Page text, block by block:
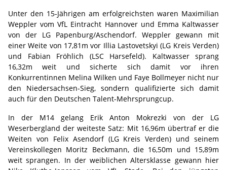
Unter den 15-Jährigen am erfolgreichsten waren Maximilian
Weppler vom VfL Eintracht Hannover und Emma Kaltwasser
von der LG Papenburg/Aschendorf. Weppler gewann mit
einer Weite von 17,81m vor Illia Lastovetskyi (LG Kreis Verden)
und Fabian Fröhlich (LSC Harsefeld). Kaltwasser sprang
16,32m weit und sicherte sich damit vor ihren
Konkurrentinnen Melina Wilken und Faye Bollmeyer nicht nur
den Niedersachsen-Sieg, sondern qualifizierte sich damit
auch für den Deutschen Talent-Mehrsprungcup.
In der M14 gelang Erik Anton Mokrezki von der LG
Weserbergland der weiteste Satz: Mit 16,96m übertraf er die
Weiten von Felix Asendorf (LG Kreis Verden) und seinem
Vereinskollegen Moritz Beckmann, die 16,50m und 15,89m
weit sprangen. In der weiblichen Altersklasse gewann hier